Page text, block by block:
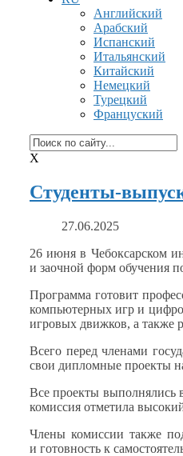
Английский
Арабский
Испанский
Итальянский
Китайский
Немецкий
Турецкий
Француский
X
Студенты-
27.06.2025
26 июняв Чебоксарском
и заочной форм обучения
Программа готовит
компьютерных игри
игровых движков, а также
Всего перед членами
свои дипломные проекты
Все проекты выполнялись
комиссия отметила
Члены комиссии также
и готовность к